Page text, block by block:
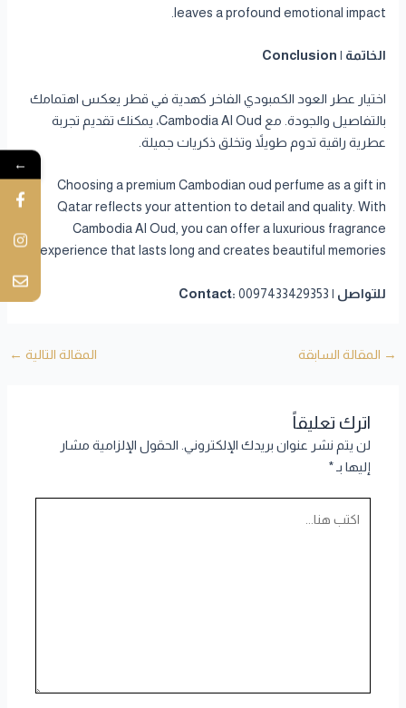
leaves a profound emotional impact.
الخاتمة | Conclusion
اختيار عطر العود الكمبودي الفاخر كهدية في قطر يعكس اهتمامك
بالتفاصيل والجودة. مع Cambodia Al Oud، يمكنك تقديم تجربة
عطرية راقية تدوم طويلاً وتخلق ذكريات جميلة.
Choosing a premium Cambodian oud perfume as a gift in
Qatar reflects your attention to detail and quality. With
Cambodia Al Oud, you can offer a luxurious fragrance
experience that lasts long and creates beautiful memories.
للتواصل | Contact: 0097433429353
→ المقالة السابقة المقالة التالية ←
اترك تعليقاً
لن يتم نشر عنوان بريدك الإلكتروني. الحقول الإلزامية مشار
إليها بـ*
←